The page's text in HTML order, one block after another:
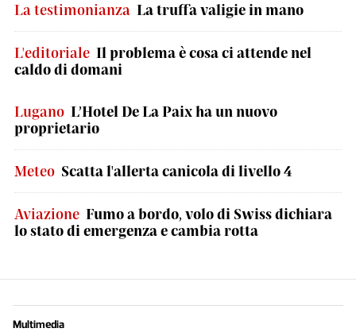
La testimonianza La truffa valigie in mano
L'editoriale Il problema è cosa ci attende nel
caldo di domani
Lugano L’Hotel De La Paix ha un nuovo
proprietario
Meteo Scatta l'allerta canicola di livello 4
Aviazione Fumo a bordo, volo di Swiss dichiara
lo stato di emergenza e cambia rotta
Multimedia